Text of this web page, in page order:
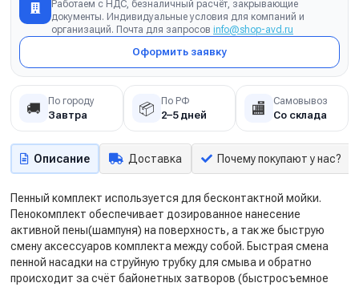
Работаем с НДС, безналичный расчёт, закрывающие
документы. Индивидуальные условия для компаний и
организаций. Почта для запросов info@shop-avd.ru
Оформить заявку
🚚 По городу
Завтра 📦 По РФ
2–5 дней 🏬 Самовывоз
Со склада
Описание Доставка Почему покупают у нас?
Пенный комплект используется для бесконтактной мойки.
Пенокомплект обеспечивает дозированное нанесение
активной пены(шампуня) на поверхность, а так же быструю
смену аксессуаров комплекта между собой. Быстрая смена
пенной насадки на струйную трубку для смыва и обратно
происходит за счёт байонетных затворов (быстросъемное